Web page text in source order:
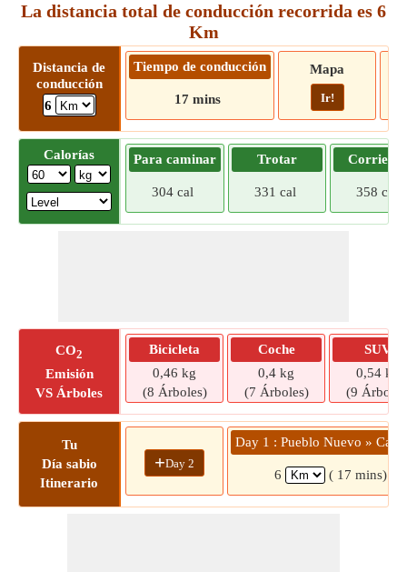
La distancia total de conducción recorrida es 6
Km
Distancia de
conducción
6
Tiempo de conducción
17 mins
Mapa
Ir!
Calorías Para caminar
304 cal
Trotar
331 cal 358 cal
CO2
Emisión
VS Árboles
Bicicleta
0,46 kg
(8 Árboles)
Coche
0,4 kg
(7 Árboles)
SUV
0,54 kg
(9
Tu
Día sabio
Itinerario
+Day 2
Day 1 : Pueblo Nuevo »
6 ( 17 mins)